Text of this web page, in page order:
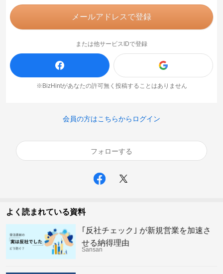
メールアドレスで登録
または他サービスIDで登録
※BizHintがあなたの許可無く投稿することはありません
会員の方はこちらからログイン
フォローする
よく読まれている資料
｢反社チェック｣ が新規営業を加速さ
せる納得理由
Sansan